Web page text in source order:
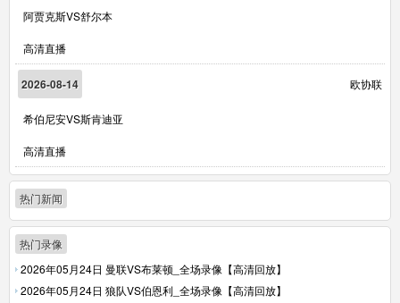
阿贾克斯VS舒尔本
高清直播
2026-08-14 欧协联
希伯尼安VS斯肯迪亚
高清直播
热门新闻
热门录像
2026年05月24日 曼联VS布莱顿_全场录像【高清回放】
2026年05月24日 狼队VS伯恩利_全场录像【高清回放】